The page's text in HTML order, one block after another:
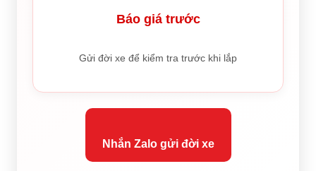
Báo giá trước
Gửi đời xe để kiểm tra trước khi lắp
Nhắn Zalo gửi đời xe